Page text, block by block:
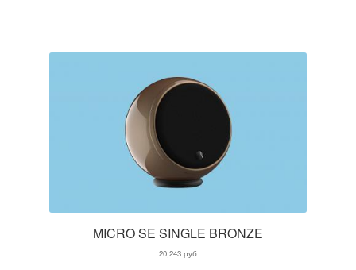
MICRO SE SINGLE BRONZE
20,243руб